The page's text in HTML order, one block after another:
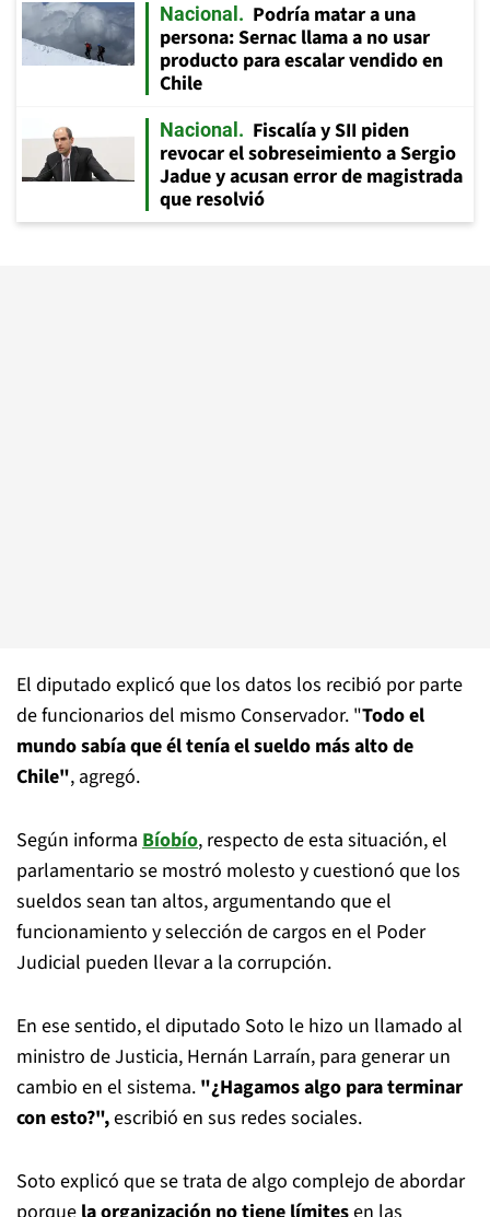
Nacional
Podría matar a una
persona: Sernac llama a no usar
producto para escalar vendido en
Chile
Nacional
Fiscalía y SII piden
revocar el sobreseimiento a Sergio
Jadue y acusan error de magistrada
que resolvió
El diputado explicó que los datos los recibió por parte
de funcionarios del mismo Conservador. "Todo el
mundo sabía que él tenía el sueldo más alto de
Chile", agregó.
Según informa Bíobío, respecto de esta situación, el
parlamentario se mostró molesto y cuestionó que los
sueldos sean tan altos, argumentando que el
funcionamiento y selección de cargos en el Poder
Judicial pueden llevar a la corrupción.
En ese sentido, el diputado Soto le hizo un llamado al
ministro de Justicia, Hernán Larraín, para generar un
cambio en el sistema. "¿Hagamos algo para terminar
con esto?",escribió en sus redes sociales.
Soto explicó que se trata de algo complejo de abordar